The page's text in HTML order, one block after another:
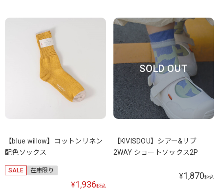
【blue willow】コットンリネン
配色ソックス
SALE 在庫限り
¥1,936税込
SOLD OUT
【KIVISDOU】シアー&リブ
2WAY ショートソックス2P
¥1,870税込